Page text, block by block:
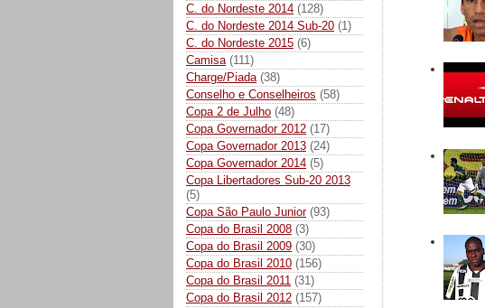
C. do Nordeste 2014 (128)
C. do Nordeste 2014 Sub-20 (1)
C. do Nordeste 2015 (6)
Camisa (111)
Charge/Piada (38)
Conselho e Conselheiros (58)
Copa 2 de Julho (48)
Copa Governador 2012 (17)
Copa Governador 2013 (24)
Copa Governador 2014 (5)
Copa Libertadores Sub-20 2013
(5)
Copa São Paulo Junior (93)
Copa do Brasil 2008 (3)
Copa do Brasil 2009 (30)
Copa do Brasil 2010 (156)
Copa do Brasil 2011 (31)
Copa do Brasil 2012 (157)